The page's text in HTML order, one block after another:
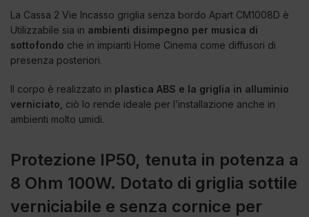
La Cassa 2 Vie Incasso griglia senza bordo Apart CM1008D è
Utilizzabile sia in ambienti disimpegno per musica di
sottofondo che in impianti Home Cinema come diffusori di
presenza posteriori.
Il corpo è realizzato in plastica ABS e la griglia in alluminio
verniciato , ciò lo rende ideale per l’installazione anche in
ambienti molto umidi.
Protezione IP50, tenuta in potenza a
8 Ohm 100W. Dotato di griglia sottile
verniciabile e senza cornice per